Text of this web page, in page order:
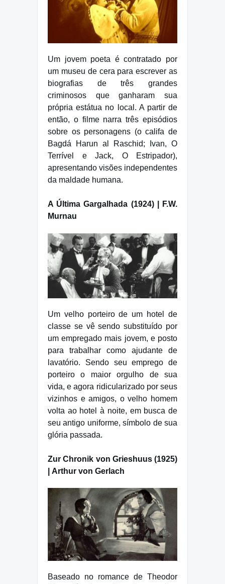
Um jovem poeta é contratado por
um museu de cera para escrever as
biografias de três grandes
criminosos que ganharam sua
própria estátua no local. A partir de
então, o filme narra três episódios
sobre os personagens (o califa de
Bagdá Harun al Raschid; Ivan, O
Terrível e Jack, O Estripador),
apresentando visões independentes
da maldade humana.
A Última Gargalhada (1924) | F.W.
Murnau
Um velho porteiro de um hotel de
classe se vê sendo substituído por
um empregado mais jovem, e posto
para trabalhar como ajudante de
lavatório. Sendo seu emprego de
porteiro o maior orgulho de sua
vida, e agora ridicularizado por seus
vizinhos e amigos, o velho homem
volta ao hotel à noite, em busca de
seu antigo uniforme, símbolo de sua
glória passada.
Zur Chronik von Grieshuus (1925)
| Arthur von Gerlach
Baseado no romance de Theodor